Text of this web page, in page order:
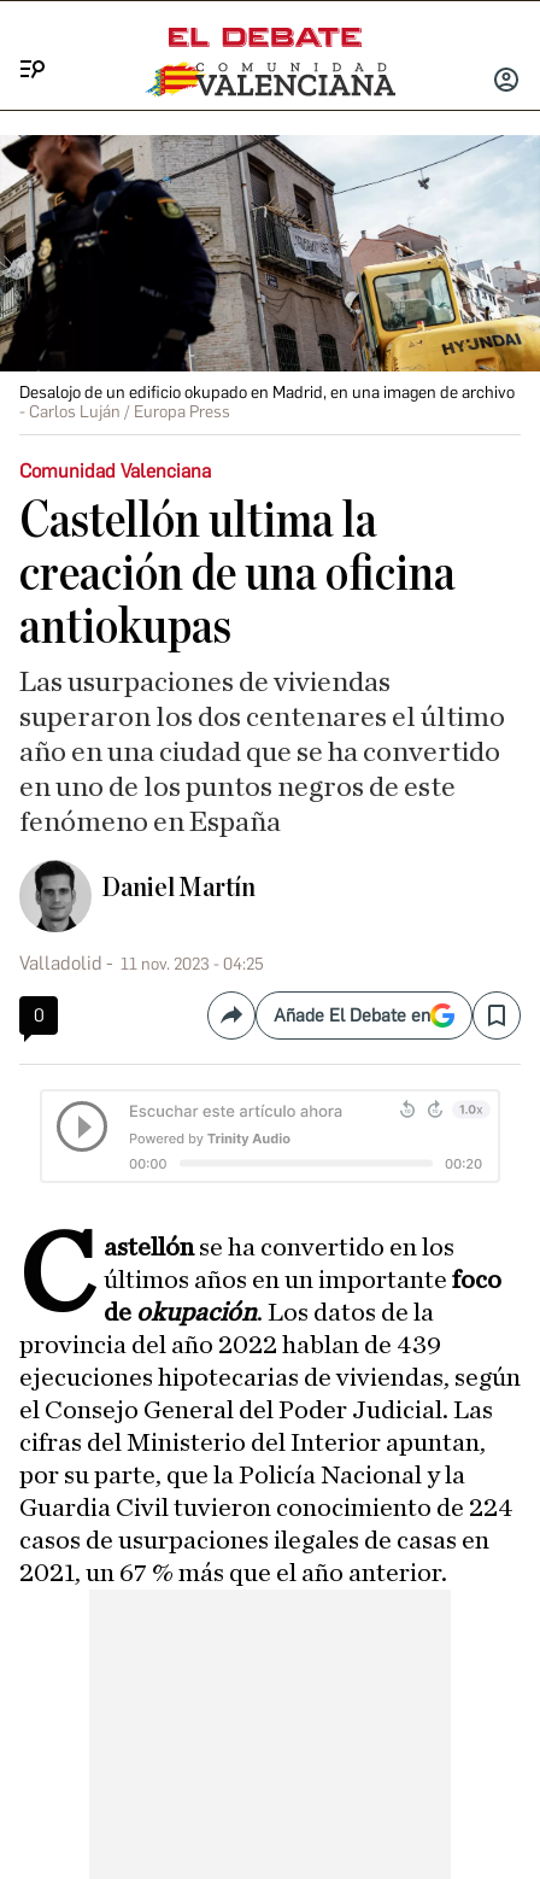
INICIAR
Desalojo de un edificio okupado en Madrid, en una imagen de archivo
Carlos Luján / Europa Press
Comunidad Valenciana
Castellón ultima la
creación de una oficina
antiokupas
Las usurpaciones de viviendas
superaron los dos centenares el último
año en una ciudad que se ha convertido
en uno de los puntos negros de este
fenómeno en España
Daniel Martín
Valladolid 11 nov. 2023 - 04:25
0 CompartirAñade El Debate en Save
C astellónse ha convertido en los
últimos años en un importantefoco
de okupación. Los datos de la
provincia del año 2022 hablan de 439
ejecuciones hipotecarias de viviendas, según
el Consejo General del Poder Judicial. Las
cifras del Ministerio del Interior apuntan,
por su parte, que la Policía Nacional y la
Guardia Civil tuvieron conocimiento de 224
casos de usurpaciones ilegales de casas en
2021, un 67 % más que el año anterior.